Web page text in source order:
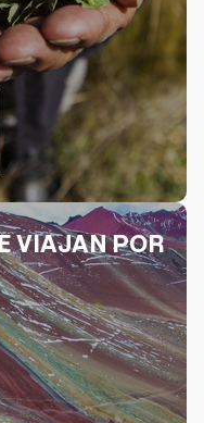
VIAJAN POR